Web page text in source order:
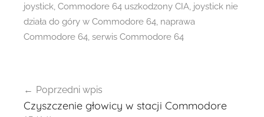
R
e
a
c
joystick Commodore 64 uszkodzony CIA joystick nie
działa do góry w Commodore 64 naprawa
Commodore 64 serwis Commodore 64
wpisu
Poprzedni wpis
Czyszczenie głowicy w stacji Commodore